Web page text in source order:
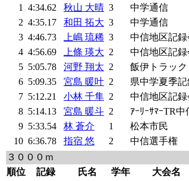
1
4:34.62 秋山 大晴 3 中学通信
2 4:35.17 和田 拓大 3 中学通信
3 4:46.73 上嶋 琉稀 3 中信地区記録
4 4:56.69 上條 瑛大 2 中信地区記録
5 5:05.78 河野 翔太 2 飯伊トラック
6 5:09.35 宮島 暖叶 2 県中学夏季記
7 5:12.21 小林 千隼 2 中信地区記録
8 5:14.13 宮島 暖斗 2 ｱｰﾘｰｻﾏｰTR中
9 5:33.54 林 蒼介 1 松本市民
10 6:36.78 指宿 悠 2 中信選手権
３０００ｍ
順位
記録 氏名 学年 大会名